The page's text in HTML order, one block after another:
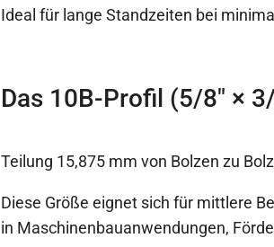
Ideal für lange Standzeiten bei
Das 10B-Profil (5/8″ ×
Teilung 15,875 mm von Bolzen zu
Diese Größe eignet sich für mittlere
in Maschinenbauanwendungen,